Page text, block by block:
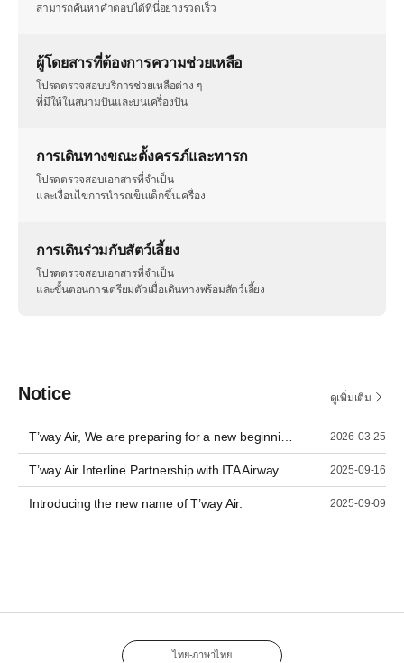
สามารถค้นหาคำตอบได้ที่นี่อย่างรวดเร็ว
ผู้โดยสารที่ต้องการความช่วยเหลือ
โปรดตรวจสอบบริการช่วยเหลือต่าง ๆ
ที่มีให้ในสนามบินและบนเครื่องบิน
การเดินทางขณะตั้งครรภ์และทารก
โปรดตรวจสอบเอกสารที่จำเป็น
และเงื่อนไขการนำรถเข็นเด็กขึ้นเครื่อง
การเดินร่วมกับสัตว์เลี้ยง
โปรดตรวจสอบเอกสารที่จำเป็น
และขั้นตอนการเตรียมตัวเมื่อเดินทางพร้อมสัตว์เลี้ยง
Notice
T’way Air, We are preparing for a new beginning as Trinity Airways. 2026-03-25
2025-09-16
Introducing the new name of T’way Air. 2025-09-09
ดูเพิ่มเติม
ไทย-ภาษาไทย